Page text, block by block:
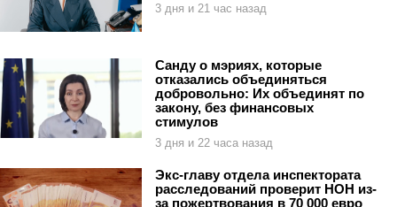
3 дня и 21 час назад
Санду о мэриях, которые
отказались объединяться
добровольно: Их объединят по
закону, без финансовых
стимулов
3 дня и 22 часа назад
Экс-главу отдела инспектората
расследований проверит НОН из-
за пожертвования в 70 000 евро